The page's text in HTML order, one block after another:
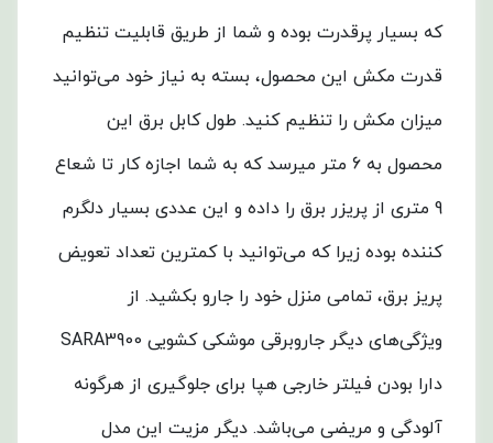
که بسیار پرقدرت بوده و شما از طریق قابلیت تنظیم
قدرت مکش این محصول، بسته به نیاز خود می‌توانید
میزان مکش را تنظیم کنید. طول کابل برق این
محصول به 6 متر میرسد که به شما اجازه کار تا شعاع
9 متری از پریزر برق را داده و این عددی بسیار دلگرم‌
کننده بوده زیرا که می‌توانید با کمترین تعداد تعویض
پریز برق، تمامی منزل خود را جارو بکشید. از
ویژگی‌های دیگر جاروبرقی موشکی کشویی SARA3900
دارا بودن فیلتر خارجی هپا برای جلوگیری از هرگونه
آلودگی و مریضی می‌باشد. دیگر مزیت این مدل